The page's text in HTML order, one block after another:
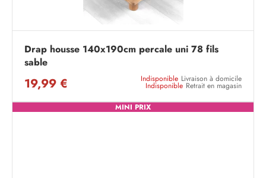
Drap housse 140x190cm percale uni 78 fils
sable
19,99 € Indisponible Livraison à domicile
Indisponible Retrait en magasin
MINI PRIX